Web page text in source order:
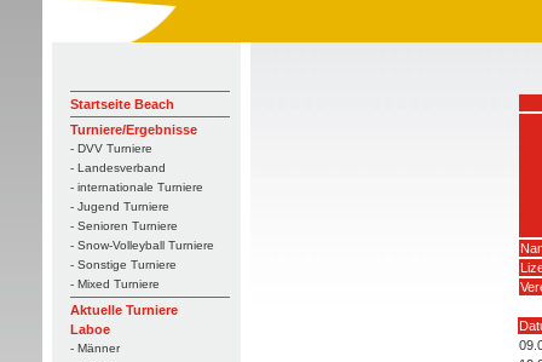
Startseite Beach
Turniere/Ergebnisse
- DVV Turniere
- Landesverband
- internationale Turniere
- Jugend Turniere
- Senioren Turniere
- Snow-Volleyball Turniere
- Sonstige Turniere
- Mixed Turniere
Aktuelle Turniere
Laboe
- Männer